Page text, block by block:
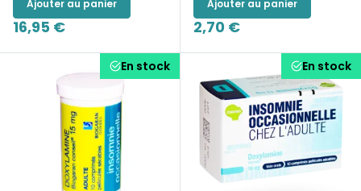
Ajouter au panier
16,95 €
Ajouter au panier
2,70 €
En stock En stock